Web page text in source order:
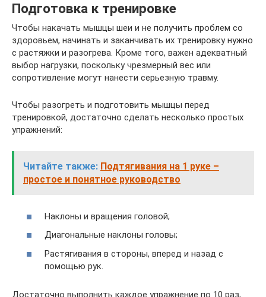
Подготовка к тренировке
Чтобы накачать мышцы шеи и не получить проблем со
здоровьем, начинать и заканчивать их тренировку нужно
с растяжки и разогрева. Кроме того, важен адекватный
выбор нагрузки, поскольку чрезмерный вес или
сопротивление могут нанести серьезную травму.
Чтобы разогреть и подготовить мышцы перед
тренировкой, достаточно сделать несколько простых
упражнений:
Читайте также: Подтягивания на 1 руке –
простое и понятное руководство
Наклоны и вращения головой;
Диагональные наклоны головы;
Растягивания в стороны, вперед и назад с
помощью рук.
Достаточно выполнить каждое упражнение по 10 раз,